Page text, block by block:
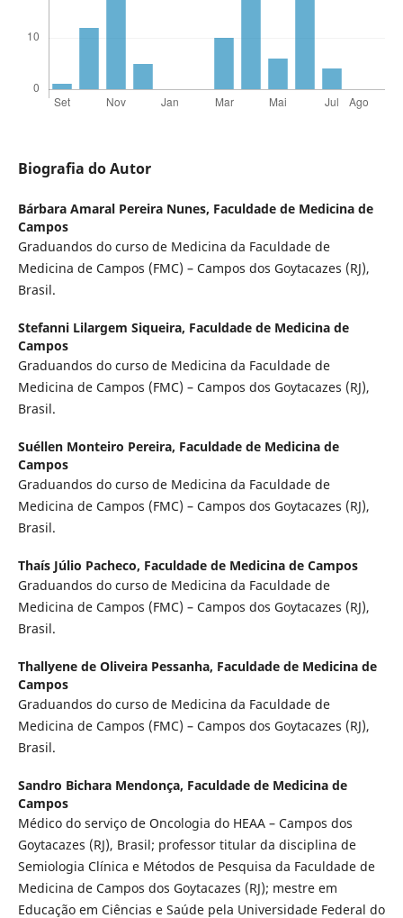
Biografia do Autor
Bárbara Amaral Pereira Nunes, Faculdade de Medicina de
Campos
Graduandos do curso de Medicina da Faculdade de
Medicina de Campos (FMC) – Campos dos Goytacazes (RJ),
Brasil.
Stefanni Lilargem Siqueira, Faculdade de Medicina de
Campos
Graduandos do curso de Medicina da Faculdade de
Medicina de Campos (FMC) – Campos dos Goytacazes (RJ),
Brasil.
Suéllen Monteiro Pereira, Faculdade de Medicina de
Campos
Graduandos do curso de Medicina da Faculdade de
Medicina de Campos (FMC) – Campos dos Goytacazes (RJ),
Brasil.
Thaís Júlio Pacheco, Faculdade de Medicina de Campos
Graduandos do curso de Medicina da Faculdade de
Medicina de Campos (FMC) – Campos dos Goytacazes (RJ),
Brasil.
Thallyene de Oliveira Pessanha, Faculdade de Medicina de
Campos
Graduandos do curso de Medicina da Faculdade de
Medicina de Campos (FMC) – Campos dos Goytacazes (RJ),
Brasil.
Sandro Bichara Mendonça, Faculdade de Medicina de
Campos
Médico do serviço de Oncologia do HEAA – Campos dos
Goytacazes (RJ), Brasil; professor titular da disciplina de
Semiologia Clínica e Métodos de Pesquisa da Faculdade de
Medicina de Campos dos Goytacazes (RJ); mestre em
Educação em Ciências e Saúde pela Universidade Federal do